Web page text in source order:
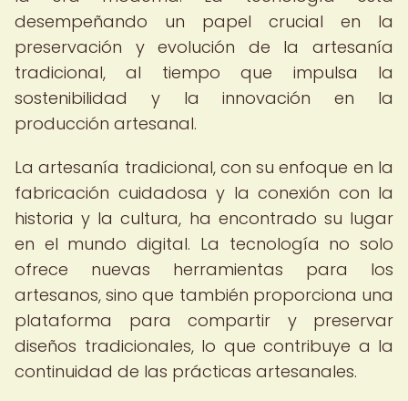
desempeñando un papel crucial en la
preservación y evolución de la artesanía
tradicional, al tiempo que impulsa la
sostenibilidad y la innovación en la
producción artesanal.
La artesanía tradicional, con su enfoque en la
fabricación cuidadosa y la conexión con la
historia y la cultura, ha encontrado su lugar
en el mundo digital. La tecnología no solo
ofrece nuevas herramientas para los
artesanos, sino que también proporciona una
plataforma para compartir y preservar
diseños tradicionales, lo que contribuye a la
continuidad de las prácticas artesanales.